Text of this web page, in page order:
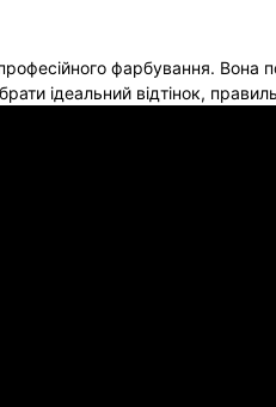
фарбування. Вона
ідеальний відтінок,